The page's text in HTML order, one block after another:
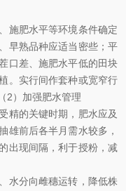
施肥水平等环境条件确定
早熟品种应适当密些；平
口差、施肥水平低的田块
。实行间作套种或宽窄行
2）加强肥水管理
精的关键时期，肥水应及
雄前后各半月需水较多，
出现间隔，利于授粉，减
水分向雌穗运转，降低株